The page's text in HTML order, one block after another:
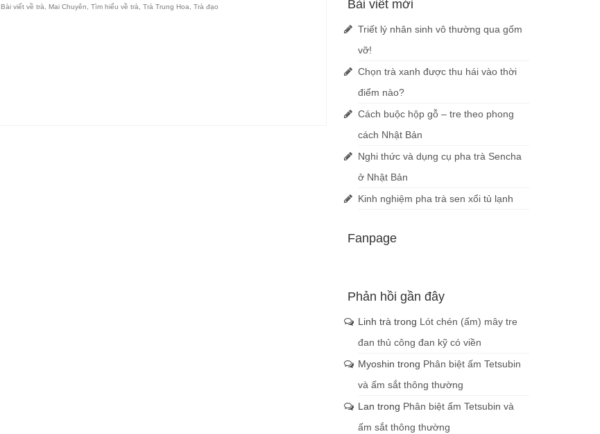
Bài viết về trà Mai Chuyên Tìm hiểu về trà Trà Trung Hoa Trà đạo Bài viết mới
Triết lý nhân sinh vô thường qua gốm
vỡ!
Chọn trà xanh được thu hái vào thời
điểm nào?
Cách buộc hộp gỗ – tre theo phong
cách Nhật Bản
Nghi thức và dụng cụ pha trà Sencha
ở Nhật Bản
Kinh nghiệm pha trà sen xổi tủ lạnh
Fanpage
Phản hồi gần đây
Linh trà trong Lót chén (ấm) mây tre
đan thủ công đan kỹ có viền
Myoshin trong Phân biệt ấm Tetsubin
và ấm sắt thông thường
Lan trong Phân biệt ấm Tetsubin và
ấm sắt thông thường